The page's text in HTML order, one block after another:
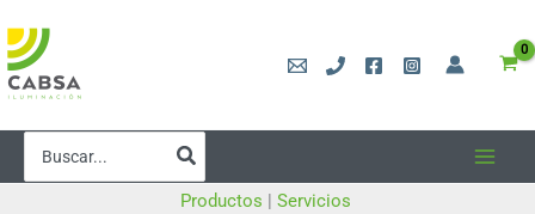
al
contenido
por:
Productos | Servicios